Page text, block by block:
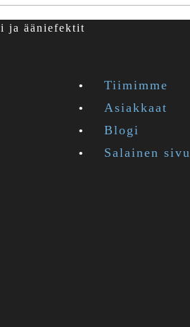
ja ääniefektit
Tiimimme
Asiakkaat
Blogi
Salainen sivu